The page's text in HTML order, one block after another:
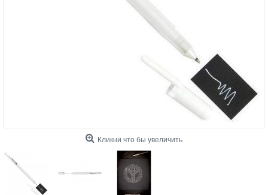
Кликни что бы увеличить